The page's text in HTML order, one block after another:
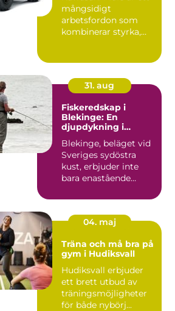
mångsidigt
arbetsfordon som
kombinerar styrka,
31. aug
Fiskeredskap i
Blekinge: En
djupdykning i
Blekinge, beläget vid
Sveriges sydöstra
kust, erbjuder inte
bara enastående
04. maj
Träna och må bra på
gym i Hudiksvall
Hudiksvall erbjuder
ett brett utbud av
träningsmöjligheter
för både nybörj...